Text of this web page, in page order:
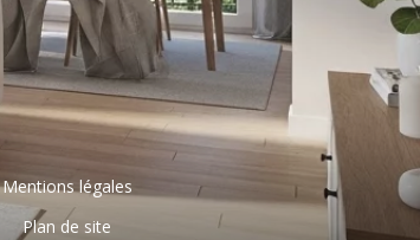
Mentions légales
Plan de site